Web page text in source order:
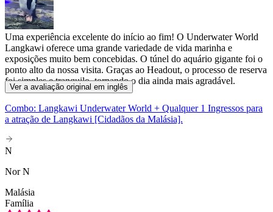
Uma experiência excelente do início ao fim! O Underwater World
Langkawi oferece uma grande variedade de vida marinha e
exposições muito bem concebidas. O túnel do aquário gigante foi o
ponto alto da nossa visita. Graças ao Headout, o processo de reserva
foi simples e tranquilo, tornando o dia ainda mais agradável.
Ver a avaliação original em inglês
Combo: Langkawi Underwater World + Qualquer 1 Ingressos para
a atração de Langkawi [Cidadãos da Malásia].
N
Nor N
Malásia
Família